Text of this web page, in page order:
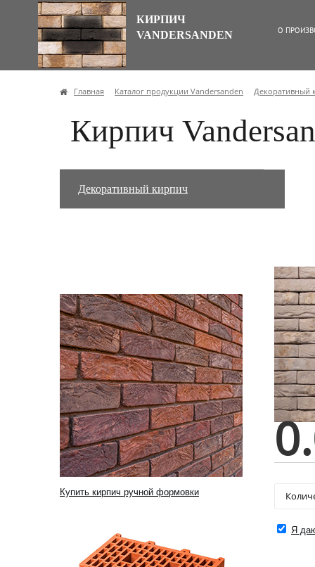
КИРПИЧ
VANDERSANDEN
О
Главная Каталог продукции Vandersanden Декоративный
Кирпич
Декоративный кирпич
Купить кирпич ручной формовки
Я